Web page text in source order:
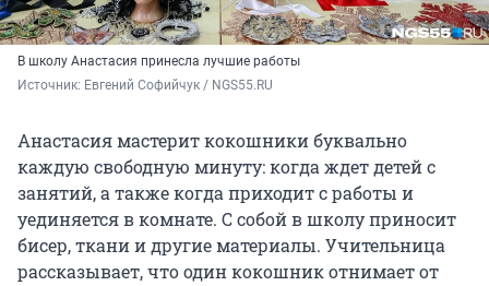
В школу Анастасия принесла лучшие работы
Источник: Евгений Софийчук / NGS55.RU
Анастасия мастерит кокошники буквально
каждую свободную минуту: когда ждет детей с
занятий, а также когда приходит с работы и
уединяется в комнате. С собой в школу приносит
бисер, ткани и другие материалы. Учительница
рассказывает, что один кокошник отнимает от